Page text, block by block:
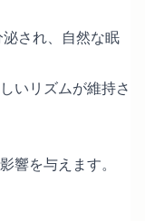
され、自然な眠
いリズムが維持さ
響を与えます。